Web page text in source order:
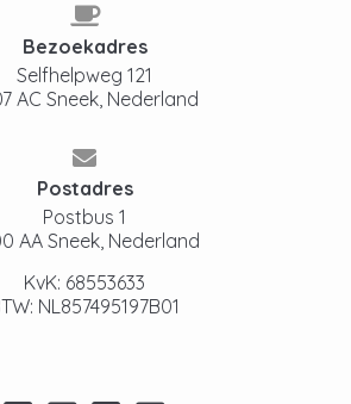
Bezoekadres
Selfhelpweg 121
AC Sneek, Nederland
Postadres
Postbus 1
AA Sneek, Nederland
KvK: 68553633
NL857495197B01